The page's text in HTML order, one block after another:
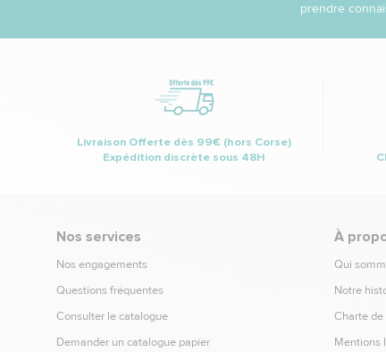
prendre
Livraison Offerte dès 99€ (hors Corse)
Expédition discrète sous 48H
Nos services
Nos engagements
Questions fréquentes
Consulter le catalogue
Demander un catalogue papier
À
Qui
Notre
Charte
Mentions